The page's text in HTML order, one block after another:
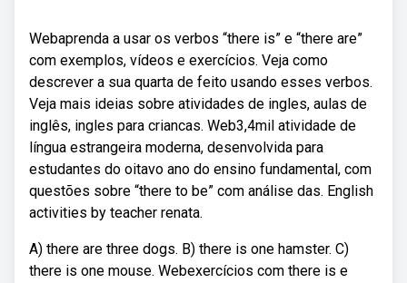
Webaprenda a usar os verbos “there is” e “there are”
com exemplos, vídeos e exercícios. Veja como
descrever a sua quarta de feito usando esses verbos.
Veja mais ideias sobre atividades de ingles, aulas de
inglês, ingles para criancas. Web3,4mil atividade de
língua estrangeira moderna, desenvolvida para
estudantes do oitavo ano do ensino fundamental, com
questões sobre “there to be” com análise das. English
activities by teacher renata.
A) there are three dogs. B) there is one hamster. C)
there is one mouse. Webexercícios com there is e